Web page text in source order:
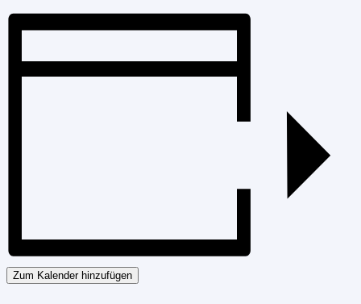
Zum Kalender hinzufügen